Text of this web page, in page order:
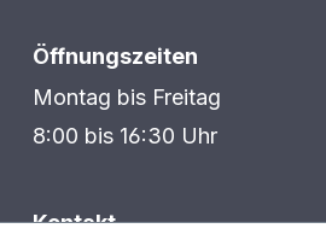
Öffnungszeiten
Montag bis Freitag
8:00 bis 16:30 Uhr
Kontakt